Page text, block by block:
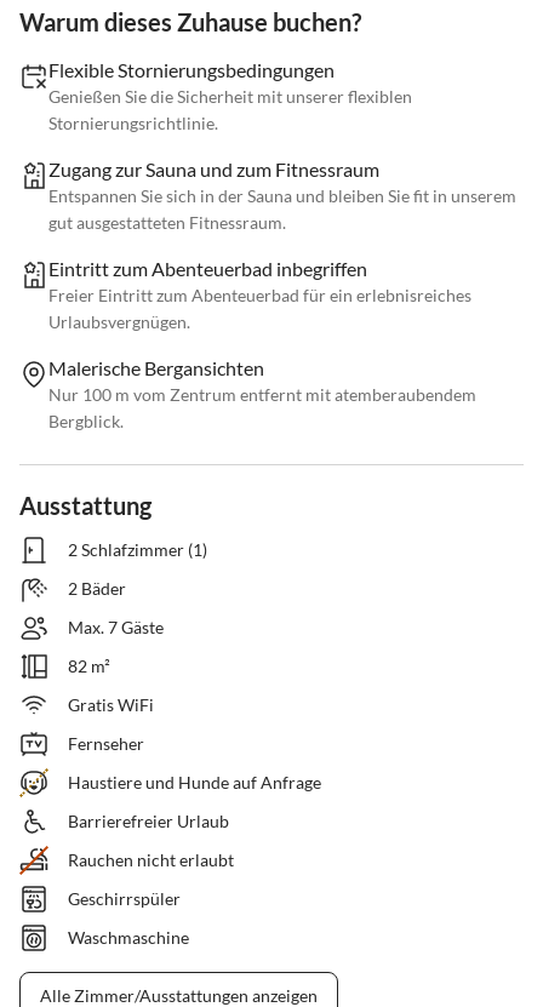
Warum dieses Zuhause buchen?
Flexible Stornierungsbedingungen
Genießen Sie die Sicherheit mit unserer flexiblen
Stornierungsrichtlinie.
Zugang zur Sauna und zum Fitnessraum
Entspannen Sie sich in der Sauna und bleiben Sie fit in unserem
gut ausgestatteten Fitnessraum.
Eintritt zum Abenteuerbad inbegriffen
Freier Eintritt zum Abenteuerbad für ein erlebnisreiches
Urlaubsvergnügen.
Malerische Bergansichten
Nur 100 m vom Zentrum entfernt mit atemberaubendem
Bergblick.
Ausstattung
2 Schlafzimmer (1)
2 Bäder
Max. 7 Gäste
82 m²
Gratis WiFi
Fernseher
Haustiere und Hunde auf Anfrage
Barrierefreier Urlaub
Rauchen nicht erlaubt
Geschirrspüler
Waschmaschine
Alle Zimmer/Ausstattungen anzeigen